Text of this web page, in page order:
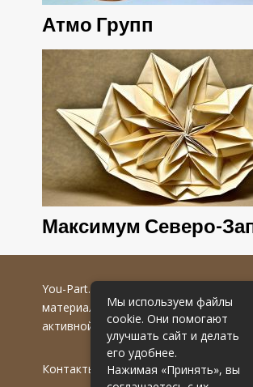
Атмо Групп
Максимум Северо-
You-Part.ru
© 2016-2022 гг. Любое
материалов допускается только при
активной гиперссылки на
Контакты
Мы используем файлы
cookie. Они помогают
улучшать сайт и делать
его удобнее.
Нажимая «Принять», вы